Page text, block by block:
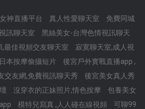
神直播平台 真人性愛聊天室
免費同城
訊聊天室
黑絲美女-台灣色情視訊聊天
最佳視頻交友聊天室
寂寞聊天室,成人視
本按摩偷攝短片
後宮戶外實戰直播app ,
交友網,免費視訊聊天秀
後宮美女真人秀
沒穿衣的正妹照片,情色按摩
包養美女
模特兒寫真 ,人人碰在線視頻
可聊99